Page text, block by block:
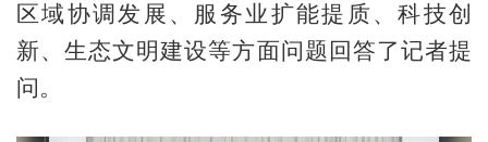
区域协调发展、服务业扩能提质、科技创
新、生态文明建设等方面问题回答了记者提
问。